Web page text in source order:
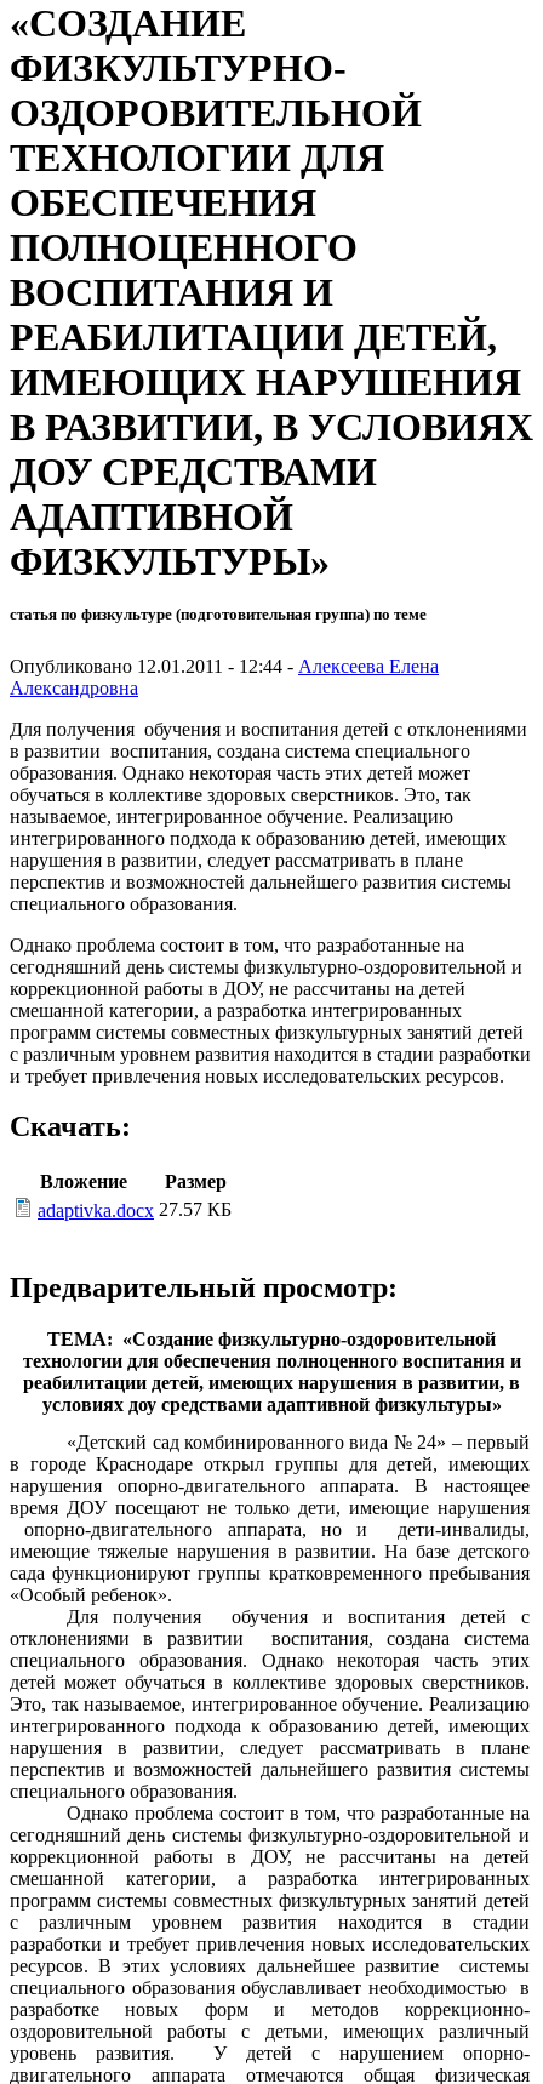
«СОЗДАНИЕ
ФИЗКУЛЬТУРНО-
ОЗДОРОВИТЕЛЬНОЙ
ТЕХНОЛОГИИ ДЛЯ
ОБЕСПЕЧЕНИЯ
ПОЛНОЦЕННОГО
ВОСПИТАНИЯ И
РЕАБИЛИТАЦИИ ДЕТЕЙ,
ИМЕЮЩИХ НАРУШЕНИЯ
В РАЗВИТИИ, В УСЛОВИЯХ
ДОУ СРЕДСТВАМИ
АДАПТИВНОЙ
ФИЗКУЛЬТУРЫ»
статья по физкультуре (подготовительная группа) по теме
Опубликовано 12.01.2011 - 12:44 - Алексеева Елена
Александровна
Для получения обучения и воспитания детей с отклонениями
в развитии воспитания, создана система специального
образования. Однако некоторая часть этих детей может
обучаться в коллективе здоровых сверстников. Это, так
называемое, интегрированное обучение. Реализацию
интегрированного подхода к образованию детей, имеющих
нарушения в развитии, следует рассматривать в плане
перспектив и возможностей дальнейшего развития системы
специального образования.
Однако проблема состоит в том, что разработанные на
сегодняшний день системы физкультурно-оздоровительной и
коррекционной работы в ДОУ, не рассчитаны на детей
смешанной категории, а разработка интегрированных
программ системы совместных физкультурных занятий детей
с различным уровнем развития находится в стадии разработки
и требует привлечения новых исследовательских ресурсов.
Скачать:
Вложение
Размер
adaptivka.docx 27.57 КБ
Предварительный просмотр:
ТЕМА: «Создание физкультурно-оздоровительной
технологии для обеспечения полноценного воспитания и
реабилитации детей, имеющих нарушения в развитии, в
условиях доу средствами адаптивной физкультуры»
«Детский сад комбинированного вида № 24» – первый
в городе Краснодаре открыл группы для детей, имеющих
нарушения опорно-двигательного аппарата. В настоящее
время ДОУ посещают не только дети, имеющие нарушения
опорно-двигательного аппарата, но и дети-инвалиды,
имеющие тяжелые нарушения в развитии. На базе детского
сада функционируют группы кратковременного пребывания
«Особый ребенок».
Для получения обучения и воспитания детей с
отклонениями в развитии воспитания, создана система
специального образования. Однако некоторая часть этих
детей может обучаться в коллективе здоровых сверстников.
Это, так называемое, интегрированное обучение. Реализацию
интегрированного подхода к образованию детей, имеющих
нарушения в развитии, следует рассматривать в плане
перспектив и возможностей дальнейшего развития системы
специального образования.
Однако проблема состоит в том, что разработанные на
сегодняшний день системы физкультурно-оздоровительной и
коррекционной работы в ДОУ, не рассчитаны на детей
смешанной категории, а разработка интегрированных
программ системы совместных физкультурных занятий детей
с различным уровнем развития находится в стадии
разработки и требует привлечения новых исследовательских
ресурсов. В этих условиях дальнейшее развитие системы
специального образования обуславливает необходимостью в
разработке новых форм и методов коррекционно-
оздоровительной работы с детьми, имеющих различный
уровень развития. У детей с нарушением опорно-
двигательного аппарата отмечаются общая физическая